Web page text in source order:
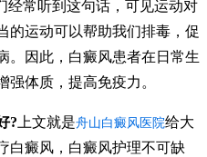
常听到这句话，可见运动对
的运动可以帮助我们排毒，促
。因此，白癜风患者在日常生
强体质，提高免疫力。
? 上文就是舟山白癜风医院给大
白癜风，白癜风护理不可缺